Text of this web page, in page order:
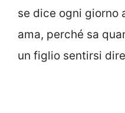
se dice ogni giorno
ama, perché sa
un figlio sentirsi